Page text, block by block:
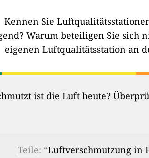
Kennen Sie
Warum beteiligen Sie sich
eigenen Luftqualitätsstation an
ist die Luft heute?
Teile: “Luftverschmutzung in